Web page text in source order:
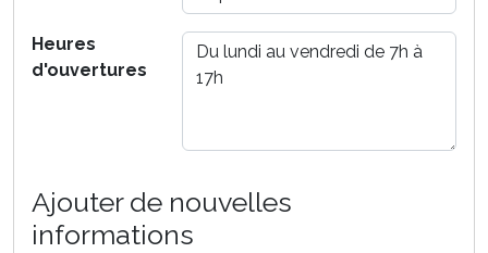
Heures
d'ouvertures
Ajouter de nouvelles
informations